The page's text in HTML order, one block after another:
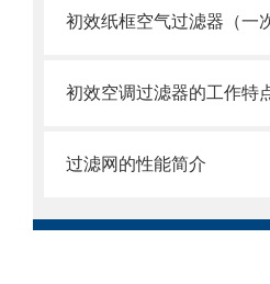
初效空调过滤器的工作特
过滤网的性能简介